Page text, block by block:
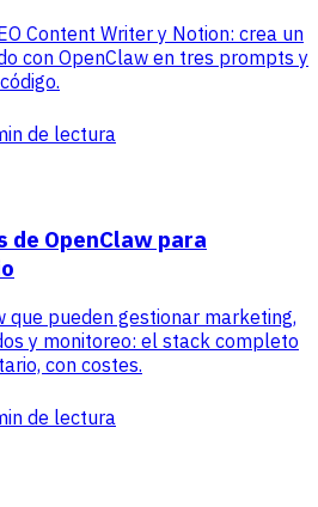
Content Writer y Notion: crea un
con OpenClaw en tres prompts y
de lectura
OpenClaw para
que pueden gestionar marketing,
y monitoreo: el stack completo
con costes.
de lectura